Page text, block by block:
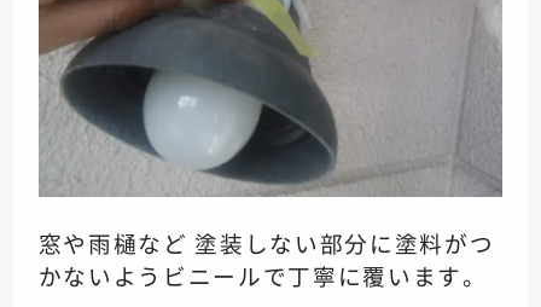
窓や雨樋など 塗装しない部分に塗料がつ
かないよう ビニールで丁寧に覆います。